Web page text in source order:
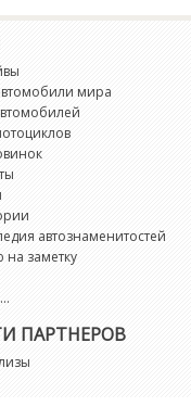
мира
автознаменитостей
на заметку
ПАРТНЕРОВ